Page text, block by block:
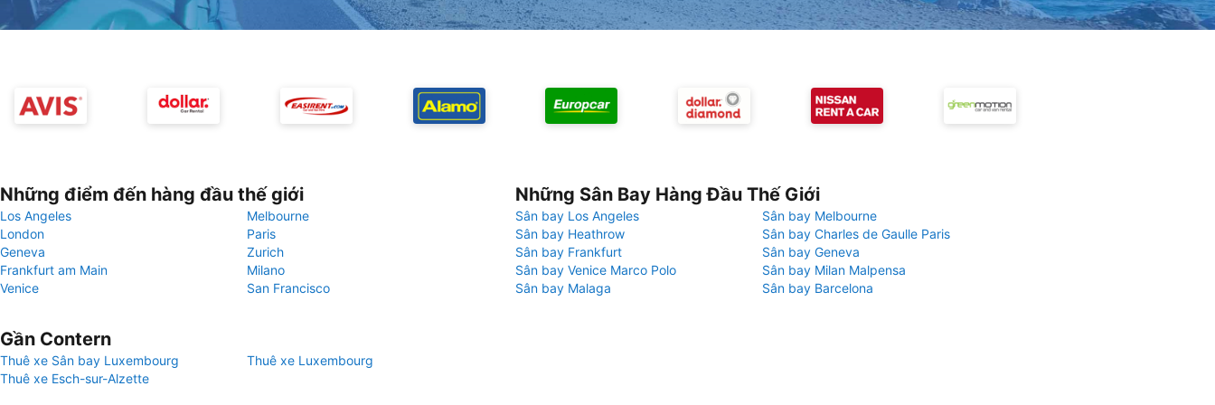
Những điểm đến hàng đầu thế giới
Los Angeles
Melbourne
London
Paris
Geneva
Zurich
Frankfurt am Main
Milano
Venice
San Francisco
Những Sân Bay Hàng Đầu Thế Giới
Sân bay Los Angeles
Sân bay Melbourne
Sân bay Heathrow
Sân bay Charles de Gaulle Paris
Sân bay Frankfurt
Sân bay Geneva
Sân bay Venice Marco Polo
Sân bay Milan Malpensa
Sân bay Malaga
Sân bay Barcelona
Gần Contern
Thuê xe Sân bay Luxembourg
Thuê xe Luxembourg
Thuê xe Esch-sur-Alzette